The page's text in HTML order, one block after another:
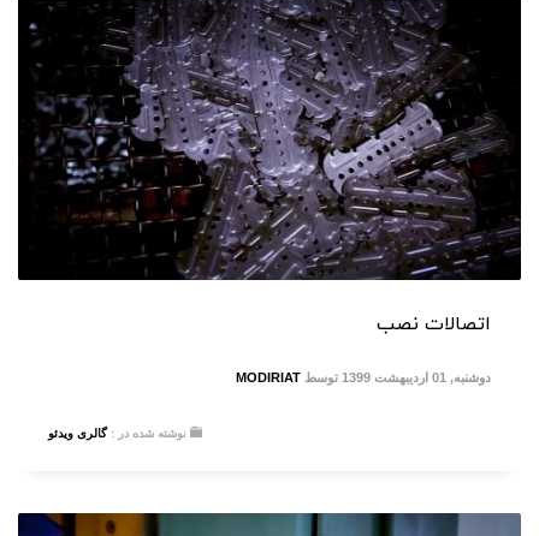
اتصالات نصب
دوشنبه, 01 اردیبهشت 1399 توسط MODIRIAT
نوشته شده در : گالری ویدئو